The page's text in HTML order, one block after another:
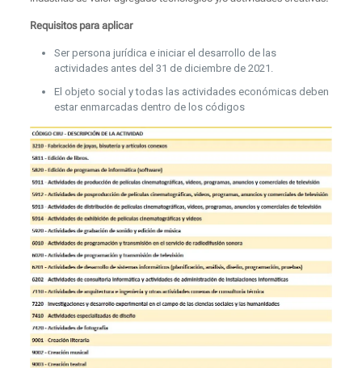
Requisitos para aplicar
Ser persona jurídica e iniciar el desarrollo de las
actividades antes del 31 de diciembre de 2021.
El objeto social y todas las actividades económicas deben
estar enmarcadas dentro de los códigos